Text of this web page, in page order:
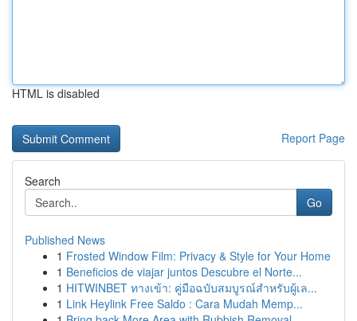
HTML is disabled
Report Page
Search
Go
Published News
1 Frosted Window Film: Privacy & Style for Your Home
1 Beneficios de viajar juntos Descubre el Norte...
1 HITWINBET ทางเข้า: คู่มือฉบับสมบูรณ์สำหรับผู้เล...
1 Link Heylink Free Saldo : Cara Mudah Memp...